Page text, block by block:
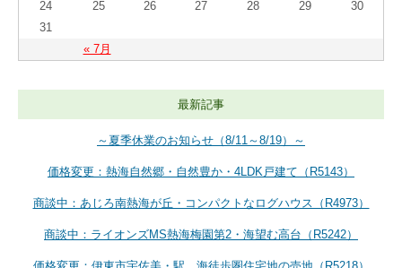
« 7月
24
25 26 27 28 29
30
31
最新記事
～夏季休業のお知らせ（8/11～8/19）～
価格変更：熱海自然郷・自然豊か・4LDK戸建て（R5143）
商談中：あじろ南熱海が丘・コンパクトなログハウス（R4973）
商談中：ライオンズMS熱海梅園第2・海望む高台（R5242）